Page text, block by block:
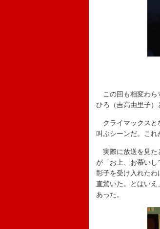
この回も相変わら
ひろ（吉高由里子）
クライマックスと
叫ぶシーンだ。これ
実際に放送を見た
が「お上、お慕いし
彰子を受け入れた
直驚いた。とはい
あった。